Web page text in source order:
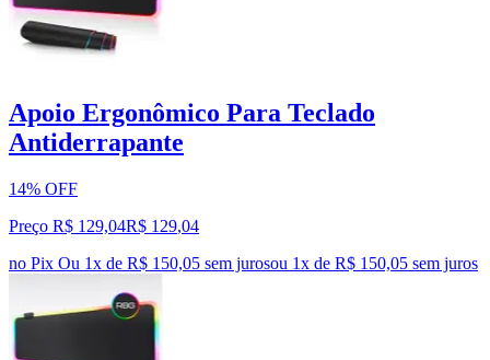
Apoio Ergonômico Para Teclado
Antiderrapante
14% OFF
Preço R$ 129,04R$ 129,04
no Pix Ou 1x de R$ 150,05 sem jurosou 1x de R$ 150,05 sem juros